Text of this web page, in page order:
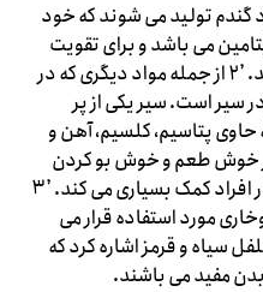
گندم تولید می‌ شوند که خود
می ‌باشد و برای تقویت
سیستم ایمنی بدن نیز مفید هستند. ۲٫ از جمله مواد دیگری که در
سیر است. سیر یکی از پر
پتاسیم، کلسیم، آهن و
خوش طعم و خوش بو کردن
غذا به جلوگیری از ایجاد سرطان در افراد کمک بسیاری می‌ کند. ۳٫
مورد استفاده قرار می
سیاه و قرمز اشاره کرد که
مفید می ‌باشند.